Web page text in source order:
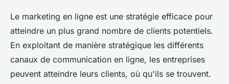
Le marketing en ligne est une stratégie efficace pour
atteindre un plus grand nombre de clients potentiels.
En exploitant de manière stratégique les différents
canaux de communication en ligne, les entreprises
peuvent atteindre leurs clients, où qu'ils se trouvent.